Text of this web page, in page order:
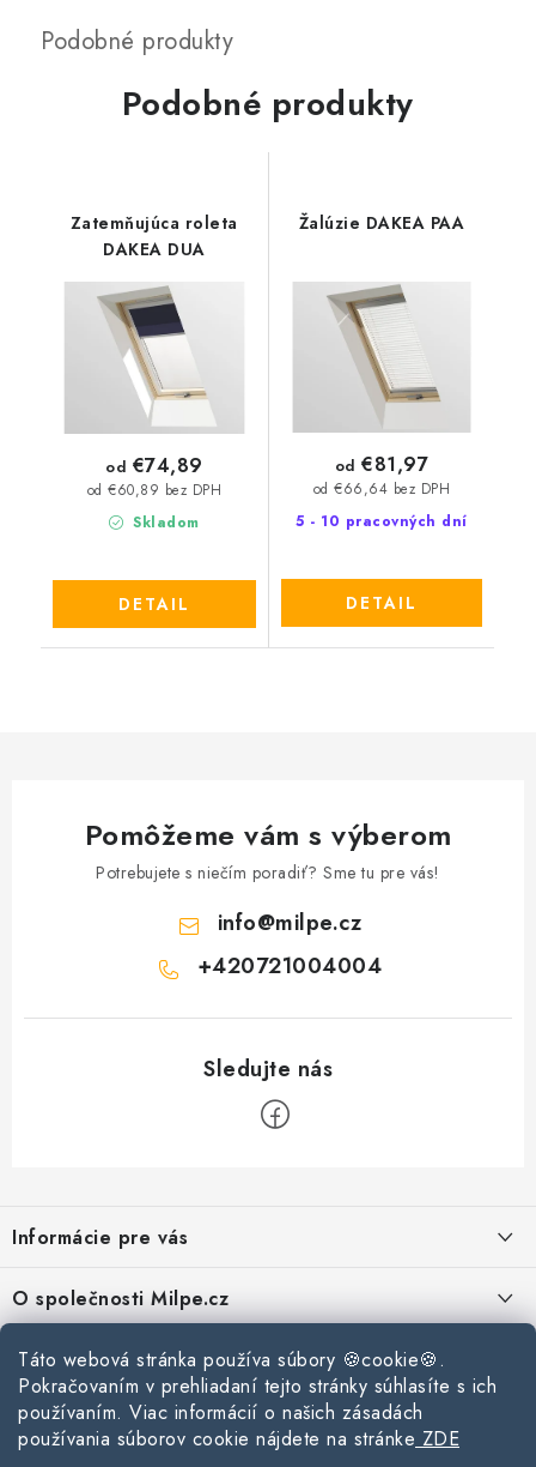
Táto webová stránka používa súbory 🍪cookie🍪.
Pokračovaním v prehliadaní tejto stránky súhlasíte s ich
používaním. Viac informácií o našich zásadách
používania súborov cookie nájdete na stránke ZDE
Podobné produkty
Zatemňujúca roleta
DAKEA DUA
Skladom
od €60,89 bez DPH
od €74,89
DETAIL
Žalúzie DAKEA PAA
5 - 10 pracovných dní
od €66,64 bez DPH
od €81,97
DETAIL
Pomôžeme vám s výberom
Potrebujete s niečím poradiť? Sme tu pre vás!
info@milpe.cz
+420721004004
p
ä
t
Informácie pre vás
Zásady používania súborov cookie
Podmínky ochrany osobních údajů
Obchodní podmínky
O společnosti Milpe.cz
O spoločnosti Milpe
Kontakty
Kontaktné informácie
Stavebný blog